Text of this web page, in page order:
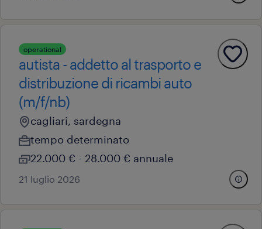
operational
autista - addetto al trasporto e
distribuzione di ricambi auto
(m/f/nb)
cagliari, sardegna
tempo determinato
22.000 € - 28.000 € annuale
21 luglio 2026